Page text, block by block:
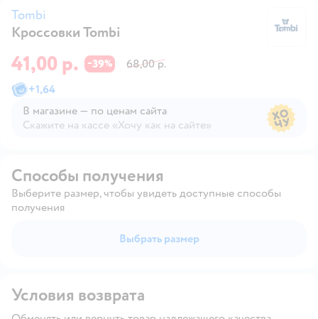
Tombi
Кроссовки Tombi
41,00 р. −39%
68,00 р.
+1,64
В магазине — по ценам сайта
Скажите на кассе «Хочу как на сайте»
Способы получения
Выберите размер, чтобы увидеть доступные способы
получения
Выбрать размер
Условия возврата